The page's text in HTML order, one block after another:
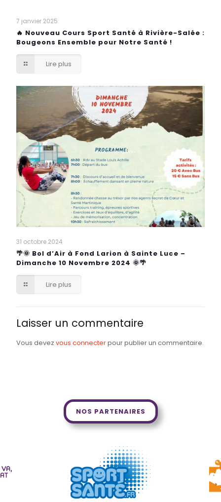
7 janvier 2025
🔥 Nouveau Cours Sport Santé à Rivière-Salée :
Bougeons Ensemble pour Notre Santé !
Lire plus
31 octobre 2024
🌴🌞 Bol d’Air à Fond Larion à Sainte Luce –
Dimanche 10 Novembre 2024 🌞🌴
Lire plus
Laisser un commentaire
Vous devez vous connecterpour publier un commentaire.
NOS PARTENAIRES